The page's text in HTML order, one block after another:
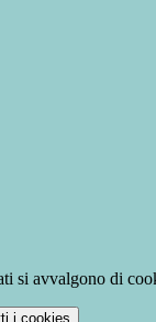
si avvalgono di
i cookies